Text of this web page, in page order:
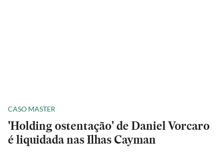
CASO MASTER
'Holding ostentação' de Daniel Vorcaro
é liquidada nas Ilhas Cayman